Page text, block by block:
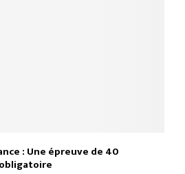
: Une épreuve de 40